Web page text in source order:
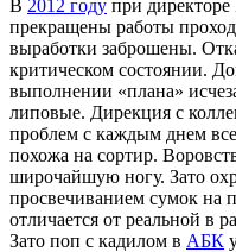
В 2012 году при
прекращены работы
выработки заброшены.
критическом состоянии.
выполнении «плана»
липовые. Дирекция с
проблем с каждым днем
похожа на сортир.
широчайшую ногу. Зато
просвечиванием сумок на
отличается от реальной в
Зато поп с кадилом в АБК